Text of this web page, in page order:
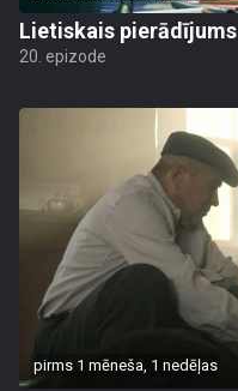
Lietiskais pierādījums
20. epizode
pirms 1 mēneša, 1 nedēļas